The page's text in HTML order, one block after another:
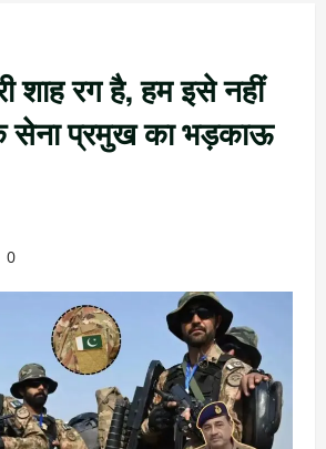
शाह रग है, हम इसे नहीं
सेना प्रमुख का भड़काऊ
0